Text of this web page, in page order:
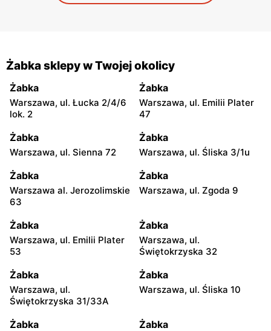
Żabka sklepy w Twojej okolicy
Żabka
Warszawa, ul. Łucka 2/4/6
lok. 2
Żabka
Warszawa, ul. Emilii Plater
47
Żabka
Warszawa, ul. Sienna 72
Żabka
Warszawa, ul. Śliska 3/1u
Żabka
Warszawa al. Jerozolimskie
63
Żabka
Warszawa, ul. Zgoda 9
Żabka
Warszawa, ul. Emilii Plater
53
Żabka
Warszawa, ul.
Świętokrzyska 32
Żabka
Warszawa, ul.
Świętokrzyska 31/33A
Żabka
Warszawa, ul. Śliska 10
Żabka Żabka